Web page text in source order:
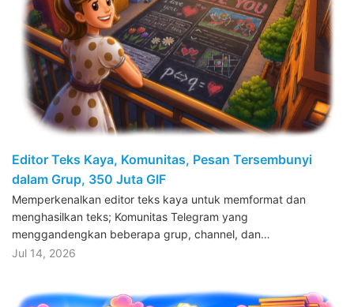
Editor Teks Kaya, Komunitas, Pesan Tersembunyi
dalam Grup, 350 Juta GIF
Memperkenalkan editor teks kaya untuk memformat dan
menghasilkan teks; Komunitas Telegram yang
menggandengkan beberapa grup, channel, dan…
Jul 14, 2026